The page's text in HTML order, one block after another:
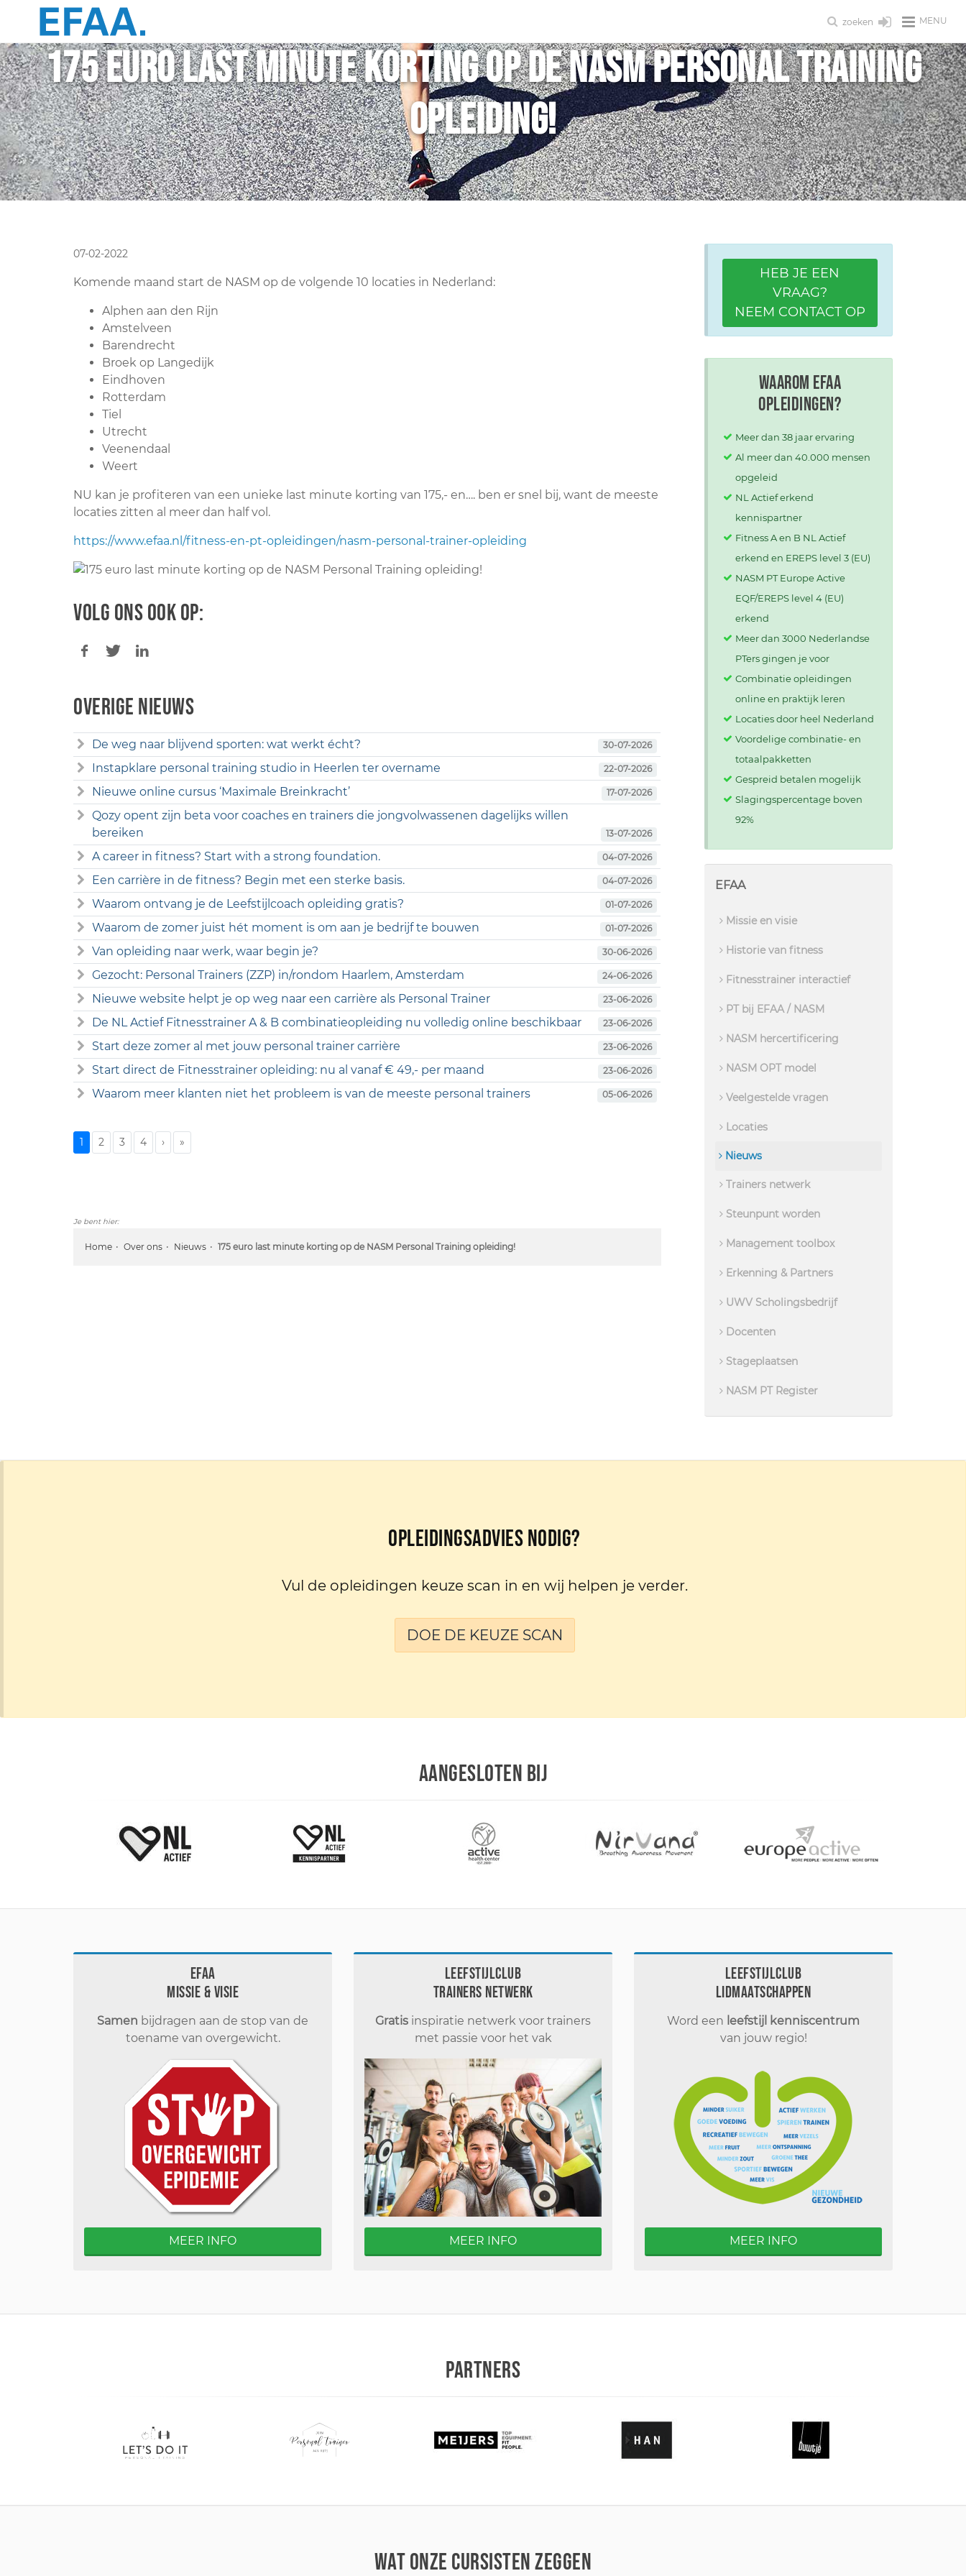
MENU
zoeken
175 euro last minute korting op de NASM Personal Training
opleiding!
07-02-2022
Komende maand start de NASM op de volgende 10 locaties in Nederland:
Alphen aan den Rijn
Amstelveen
Barendrecht
Broek op Langedijk
Eindhoven
Rotterdam
Tiel
Utrecht
Veenendaal
Weert
NU kan je profiteren van een unieke last minute korting van 175,- en…. ben er snel bij, want de meeste
locaties zitten al meer dan half vol.
https://www.efaa.nl/fitness-en-pt-opleidingen/nasm-personal-trainer-opleiding
Volg ons ook op:
Overige nieuws
De weg naar blijvend sporten: wat werkt écht? 30-07-2026
Instapklare personal training studio in Heerlen ter overname 22-07-2026
Nieuwe online cursus ‘Maximale Breinkracht’ 17-07-2026
Qozy opent zijn beta voor coaches en trainers die jongvolwassenen dagelijks willen
bereiken
13-07-2026
A career in fitness? Start with a strong foundation. 04-07-2026
Een carrière in de fitness? Begin met een sterke basis. 04-07-2026
Waarom ontvang je de Leefstijlcoach opleiding gratis? 01-07-2026
Waarom de zomer juist hét moment is om aan je bedrijf te bouwen 01-07-2026
Van opleiding naar werk, waar begin je? 30-06-2026
Gezocht: Personal Trainers (ZZP) in/rondom Haarlem, Amsterdam 24-06-2026
Nieuwe website helpt je op weg naar een carrière als Personal Trainer 23-06-2026
De NL Actief Fitnesstrainer A & B combinatieopleiding nu volledig online beschikbaar 23-06-2026
Start deze zomer al met jouw personal trainer carrière 23-06-2026
Start direct de Fitnesstrainer opleiding: nu al vanaf € 49,- per maand 23-06-2026
Waarom meer klanten niet het probleem is van de meeste personal trainers 05-06-2026
1 2 3 4 › »
Je bent hier:
Home Over ons Nieuws 175 euro last minute korting op de NASM Personal Training opleiding!
HEB JE EEN
VRAAG?
NEEM CONTACT OP
Waarom EFAA
opleidingen?
Meer dan 38 jaar ervaring
Al meer dan 40.000 mensen
opgeleid
NL Actief erkend
kennispartner
Fitness A en B NL Actief
erkend en EREPS level 3 (EU)
NASM PT Europe Active
EQF/EREPS level 4 (EU)
erkend
Meer dan 3000 Nederlandse
PTers gingen je voor
Combinatie opleidingen
online en praktijk leren
Locaties door heel Nederland
Voordelige combinatie- en
totaalpakketten
Gespreid betalen mogelijk
Slagingspercentage boven
92%
EFAA
Missie en visie
Historie van fitness
Fitnesstrainer interactief
PT bij EFAA / NASM
NASM hercertificering
NASM OPT model
Veelgestelde vragen
Locaties
Nieuws
Trainers netwerk
Steunpunt worden
Management toolbox
Erkenning & Partners
UWV Scholingsbedrijf
Docenten
Stageplaatsen
NASM PT Register
Opleidingsadvies nodig?
Vul de opleidingen keuze scan in en wij helpen je verder.
DOE DE KEUZE SCAN
AANGESLOTEN BIJ
EFAA
Missie & visie
Samen bijdragen aan de stop van de
toename van overgewicht.
MEER INFO
Leefstijlclub
Trainers Netwerk
Gratis inspiratie netwerk voor trainers
met passie voor het vak
MEER INFO
Leefstijlclub
Lidmaatschappen
Word een leefstijl kenniscentrum
van jouw regio!
MEER INFO
PARTNERS
WAT ONZE CURSISTEN ZEGGEN